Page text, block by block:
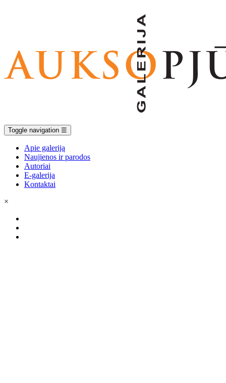
Toggle navigation ☰
Apie galeriją
Naujienos ir parodos
Autoriai
E-galerija
Kontaktai
×